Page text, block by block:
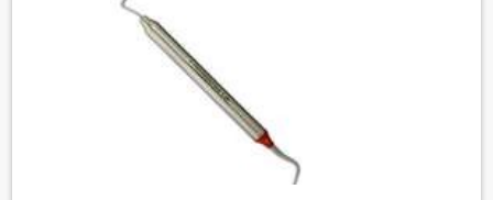
eles:CONHEÇA OS TIP.